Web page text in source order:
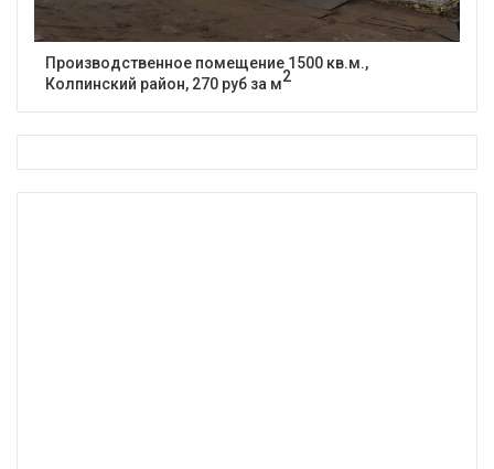
Производственное помещение 1500 кв.м.,
Колпинский район, 270 руб за м2